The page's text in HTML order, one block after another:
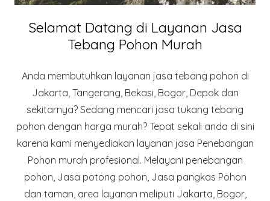
Selamat Datang di Layanan Jasa
Tebang Pohon Murah
Anda membutuhkan layanan jasa tebang pohon di
Jakarta, Tangerang, Bekasi, Bogor, Depok dan
sekitarnya? Sedang mencari jasa tukang tebang
pohon dengan harga murah? Tepat sekali anda di sini
karena kami menyediakan layanan jasa Penebangan
Pohon murah profesional. Melayani penebangan
pohon, Jasa potong pohon, Jasa pangkas Pohon
dan taman, area layanan meliputi Jakarta, Bogor,